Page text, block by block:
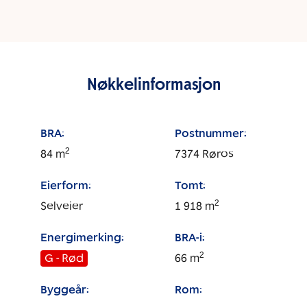
Nøkkelinformasjon
BRA:
84 m2
Postnummer:
7374 Røros
Eierform:
Selveier
Tomt:
1 918 m2
Energimerking:
G - Rød
BRA-i:
66 m2
Byggeår:
Rom: